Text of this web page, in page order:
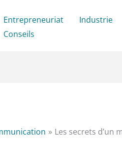
Entrepreneuriat Industrie
Conseils
Les secrets d’un